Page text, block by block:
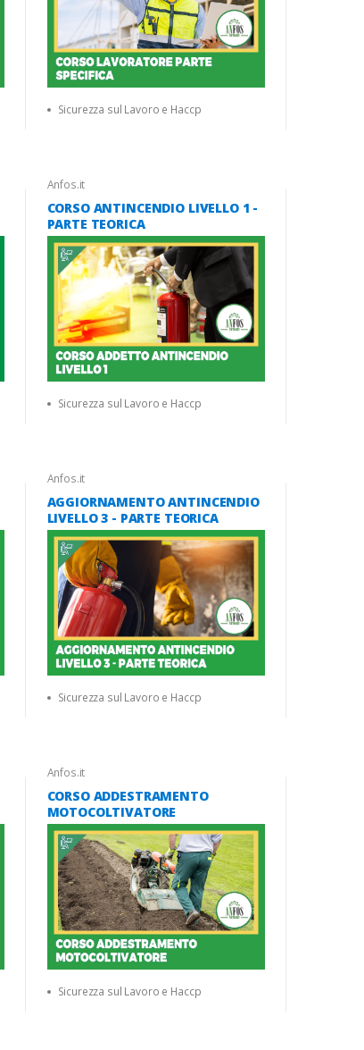
Sicurezza sul Lavoro e Haccp
Anfos.it
CORSO ANTINCENDIO LIVELLO 1 -
PARTE TEORICA
Sicurezza sul Lavoro e Haccp
Anfos.it
AGGIORNAMENTO ANTINCENDIO
LIVELLO 3 - PARTE TEORICA
Sicurezza sul Lavoro e Haccp
Anfos.it
CORSO ADDESTRAMENTO
MOTOCOLTIVATORE
Sicurezza sul Lavoro e Haccp